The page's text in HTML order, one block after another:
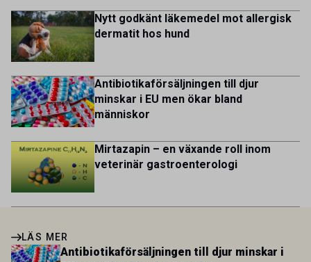
Nytt godkänt läkemedel mot allergisk
dermatit hos hund
Antibiotikaförsäljningen till djur
minskar i EU men ökar bland
människor
Mirtazapin – en växande roll inom
veterinär gastroenterologi
LÄS MER
Antibiotikaförsäljningen till djur minskar i